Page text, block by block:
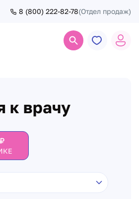
8 (800) 222-82-78(Отдел продаж)
к врачу